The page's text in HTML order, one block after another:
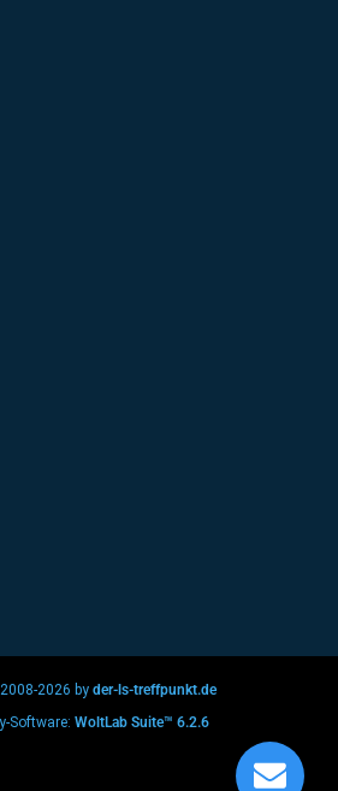
2026 by der-ls-treffpunkt.de
Software: WoltLab Suite™ 6.2.6